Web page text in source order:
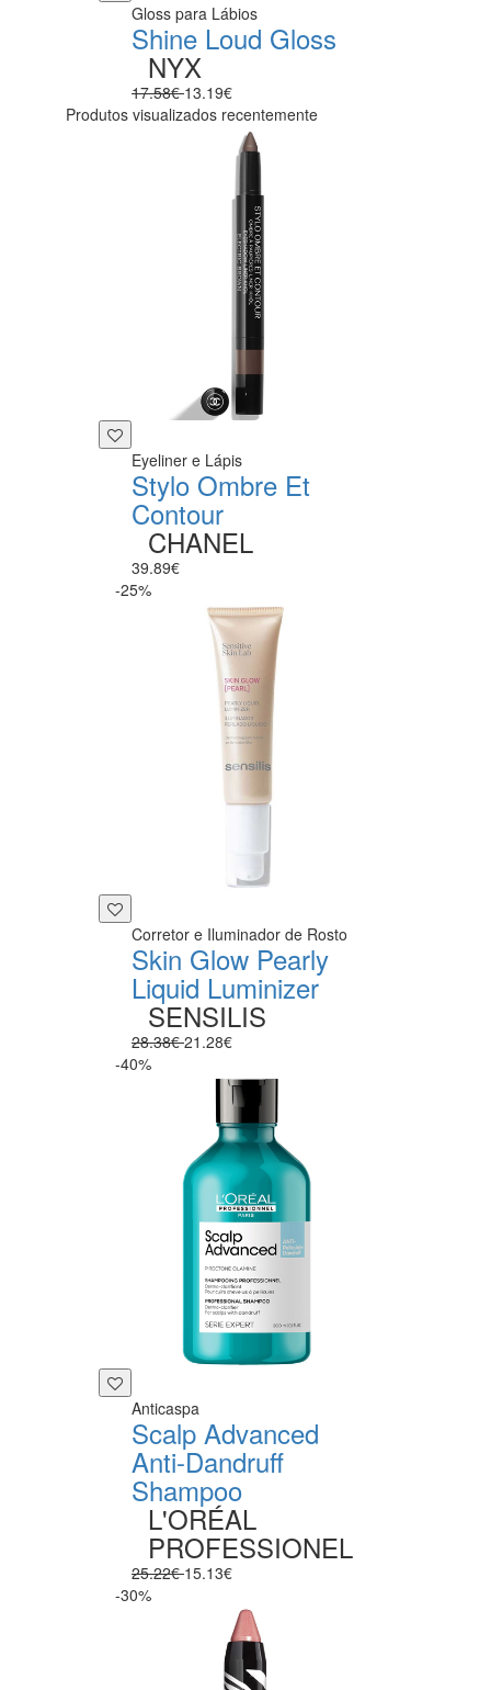
Gloss para Lábios
Shine Loud Gloss
NYX
17.58€13.19€
Produtos visualizados recentemente
Eyeliner e Lápis
Stylo Ombre Et
Contour
CHANEL
39.89€
-25%
Corretor e Iluminador de Rosto
Skin Glow Pearly
Liquid Luminizer
SENSILIS
28.38€21.28€
-40%
Anticaspa
Scalp Advanced
Anti-Dandruff
Shampoo
L'ORÉAL
PROFESSIONEL
25.22€15.13€
-30%